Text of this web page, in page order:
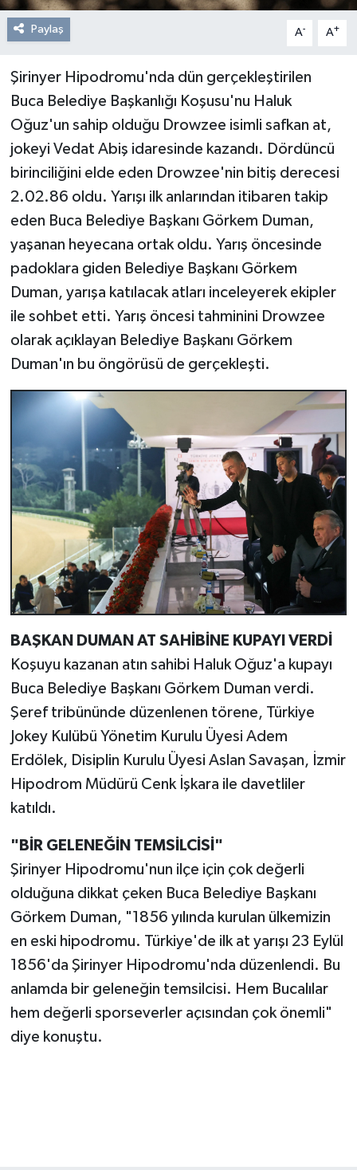
Paylaş A- A+
Şirinyer Hipodromu'nda dün gerçekleştirilen
Buca Belediye Başkanlığı Koşusu'nu Haluk
Oğuz'un sahip olduğu Drowzee isimli safkan at,
jokeyi Vedat Abiş idaresinde kazandı. Dördüncü
birinciliğini elde eden Drowzee'nin bitiş derecesi
2.02.86 oldu. Yarışı ilk anlarından itibaren takip
eden Buca Belediye Başkanı Görkem Duman,
yaşanan heyecana ortak oldu. Yarış öncesinde
padoklara giden Belediye Başkanı Görkem
Duman, yarışa katılacak atları inceleyerek ekipler
ile sohbet etti. Yarış öncesi tahminini Drowzee
olarak açıklayan Belediye Başkanı Görkem
Duman'ın bu öngörüsü de gerçekleşti.
BAŞKAN DUMAN AT SAHİBİNE KUPAYI VERDİ
Koşuyu kazanan atın sahibi Haluk Oğuz'a kupayı
Buca Belediye Başkanı Görkem Duman verdi.
Şeref tribününde düzenlenen törene, Türkiye
Jokey Kulübü Yönetim Kurulu Üyesi Adem
Erdölek, Disiplin Kurulu Üyesi Aslan Savaşan, İzmir
Hipodrom Müdürü Cenk İşkara ile davetliler
katıldı.
"BİR GELENEĞİN TEMSİLCİSİ"
Şirinyer Hipodromu'nun ilçe için çok değerli
olduğuna dikkat çeken Buca Belediye Başkanı
Görkem Duman, "1856 yılında kurulan ülkemizin
en eski hipodromu. Türkiye'de ilk at yarışı 23 Eylül
1856'da Şirinyer Hipodromu'nda düzenlendi. Bu
anlamda bir geleneğin temsilcisi. Hem Bucalılar
hem değerli sporseverler açısından çok önemli"
diye konuştu.